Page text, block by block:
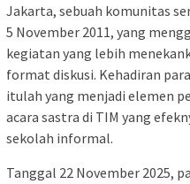
Jakarta, sebuah komunitas
5 November 2011, yang
kegiatan yang lebih
format diskusi. Kehadiran
itulah yang menjadi elemen
acara sastra di TIM yang
sekolah informal.
Tanggal 22 November 2025,